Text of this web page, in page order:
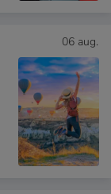
06 aug.